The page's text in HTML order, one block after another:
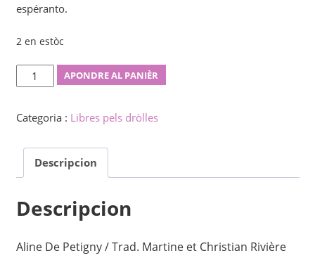
espéranto.
2 en estòc
fareblas
APONDRE AL PANIÈR
Categoria : Libres pels dròlles
Descripcion
Descripcion
Aline De Petigny / Trad. Martine et Christian Rivière